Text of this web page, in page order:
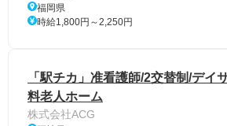
福岡県
時給1,800円～2,250円
「駅チカ」准看護師/2交替制/デイ
料老人ホーム
株式会社ACG